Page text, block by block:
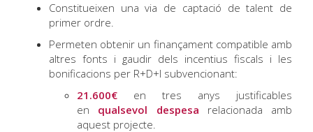
Constitueixen una via de captació de talent de
primer ordre.
Permeten obtenir un finançament compatible amb
altres fonts i gaudir dels incentius fiscals i les
bonificacions per R+D+I subvencionant:
21.600€ en tres anys justificables
en qualsevol despesa relacionada amb
aquest projecte.